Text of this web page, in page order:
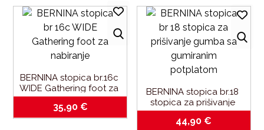
BERNINA stopica br.16c
WIDE Gathering foot za
nabiranje
35,90 €
BERNINA stopica br.18
stopica za prišivanje
gumba-sa gumiranim
potplatom
44,90 €